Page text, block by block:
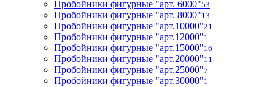
Пробойники фигурные "арт. 6000"53
Пробойники фигурные "арт. 8000"13
Пробойники фигурные "арт.10000"21
Пробойники фигурные "арт.12000"1
Пробойники фигурные "арт.15000"16
Пробойники фигурные "арт.20000"11
Пробойники фигурные "арт.25000"7
Пробойники фигурные "арт.30000"1